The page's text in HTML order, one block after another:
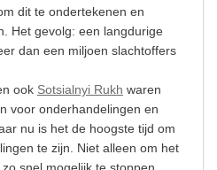
dit te ondertekenen en
Het gevolg: een langdurige
dan een miljoen slachtoffers
ook Sotsialnyi Rukh waren
voor onderhandelingen en
nu is het de hoogste tijd om
te zijn. Niet alleen om het
snel mogelijk te stoppen,